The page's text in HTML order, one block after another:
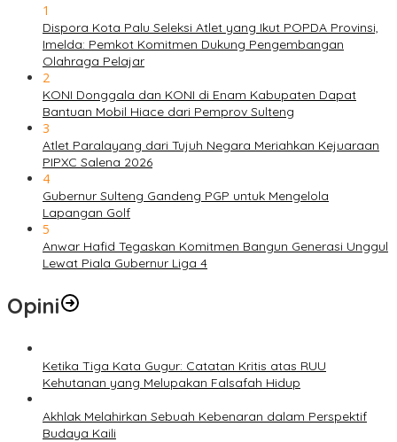
1
Dispora Kota Palu Seleksi Atlet yang Ikut POPDA Provinsi,
Imelda: Pemkot Komitmen Dukung Pengembangan
Olahraga Pelajar
2
KONI Donggala dan KONI di Enam Kabupaten Dapat
Bantuan Mobil Hiace dari Pemprov Sulteng
3
Atlet Paralayang dari Tujuh Negara Meriahkan Kejuaraan
PIPXC Salena 2026
4
Gubernur Sulteng Gandeng PGP untuk Mengelola
Lapangan Golf
5
Anwar Hafid Tegaskan Komitmen Bangun Generasi Unggul
Lewat Piala Gubernur Liga 4
Opini
Ketika Tiga Kata Gugur: Catatan Kritis atas RUU
Kehutanan yang Melupakan Falsafah Hidup
Akhlak Melahirkan Sebuah Kebenaran dalam Perspektif
Budaya Kaili